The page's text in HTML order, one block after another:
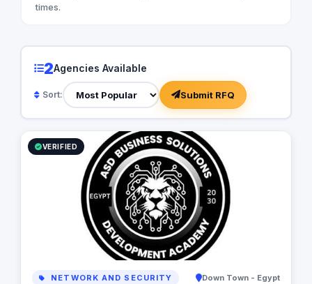
times.
2Agencies Available
Sort: Submit RFQ
VERIFIED
NETWORK AND SECURITY Down Town - Egypt